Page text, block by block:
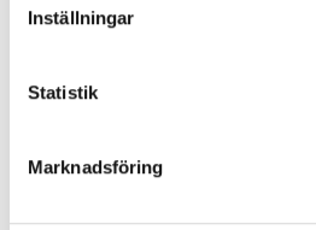
Inställningar
Statistik
Marknadsföring